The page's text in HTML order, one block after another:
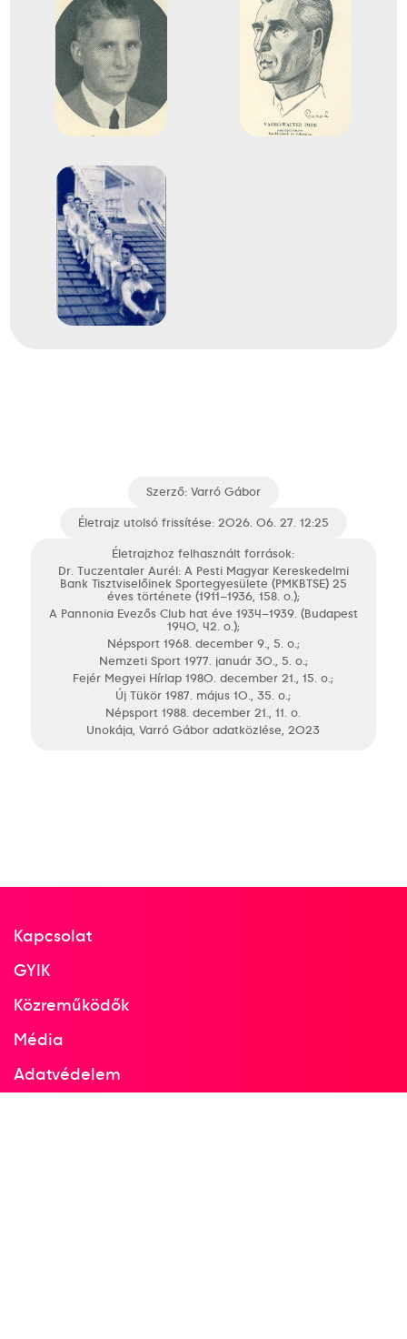
Szerző: Varró Gábor
Életrajz utolsó frissítése: 2026. 06. 27. 12:25
Életrajzhoz felhasznált források:
Dr. Tuczentaler Aurél: A Pesti Magyar Kereskedelmi
Bank Tisztviselőinek Sportegyesülete (PMKBTSE) 25
éves története (1911–1936, 158. o.);
A Pannonia Evezős Club hat éve 1934–1939. (Budapest
1940, 42. o.);
Népsport 1968. december 9., 5. o.;
Nemzeti Sport 1977. január 30., 5. o.;
Fejér Megyei Hírlap 1980. december 21., 15. o.;
Új Tükör 1987. május 10., 35. o.;
Népsport 1988. december 21., 11. o.
Unokája, Varró Gábor adatközlése, 2023
Kapcsolat
GYIK
Közreműködők
Média
Adatvédelem